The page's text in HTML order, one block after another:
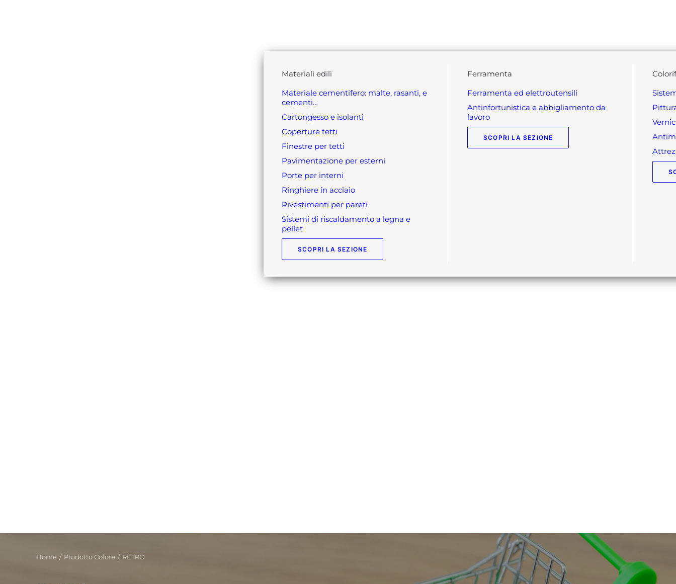
materiali edili
materiale cementifero: malte, rasanti, e
cementi…
cartongesso e isolanti
coperture tetti
finestre per tetti
pavimentazione per esterni
porte per interni
ringhiere in acciaio
rivestimenti per pareti
sistemi di riscaldamento a legna e
pellet
SCOPRI LA SEZIONE
ferramenta
ferramenta ed elettroutensili
antinfortunistica e abbigliamento da
lavoro
SCOPRI LA SEZIONE
Home Prodotto Colore RETRO